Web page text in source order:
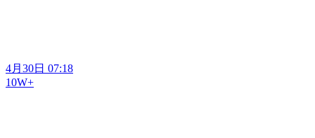
4月30日 07:18
10W+